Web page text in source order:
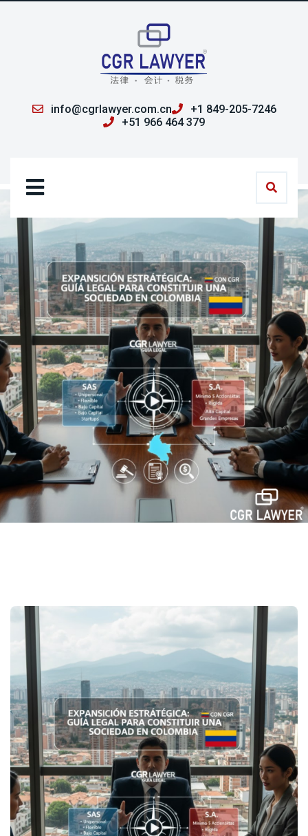
info@cgrlawyer.com.cn
+1 849-205-7246
+51 966 464 379